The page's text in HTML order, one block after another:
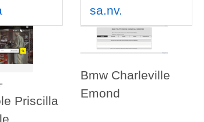
Priscilla
sa.nv.
Bmw Charleville
Emond